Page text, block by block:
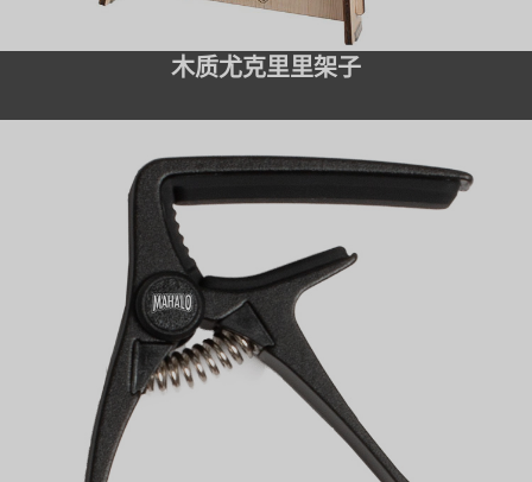
木质尤克里里架子